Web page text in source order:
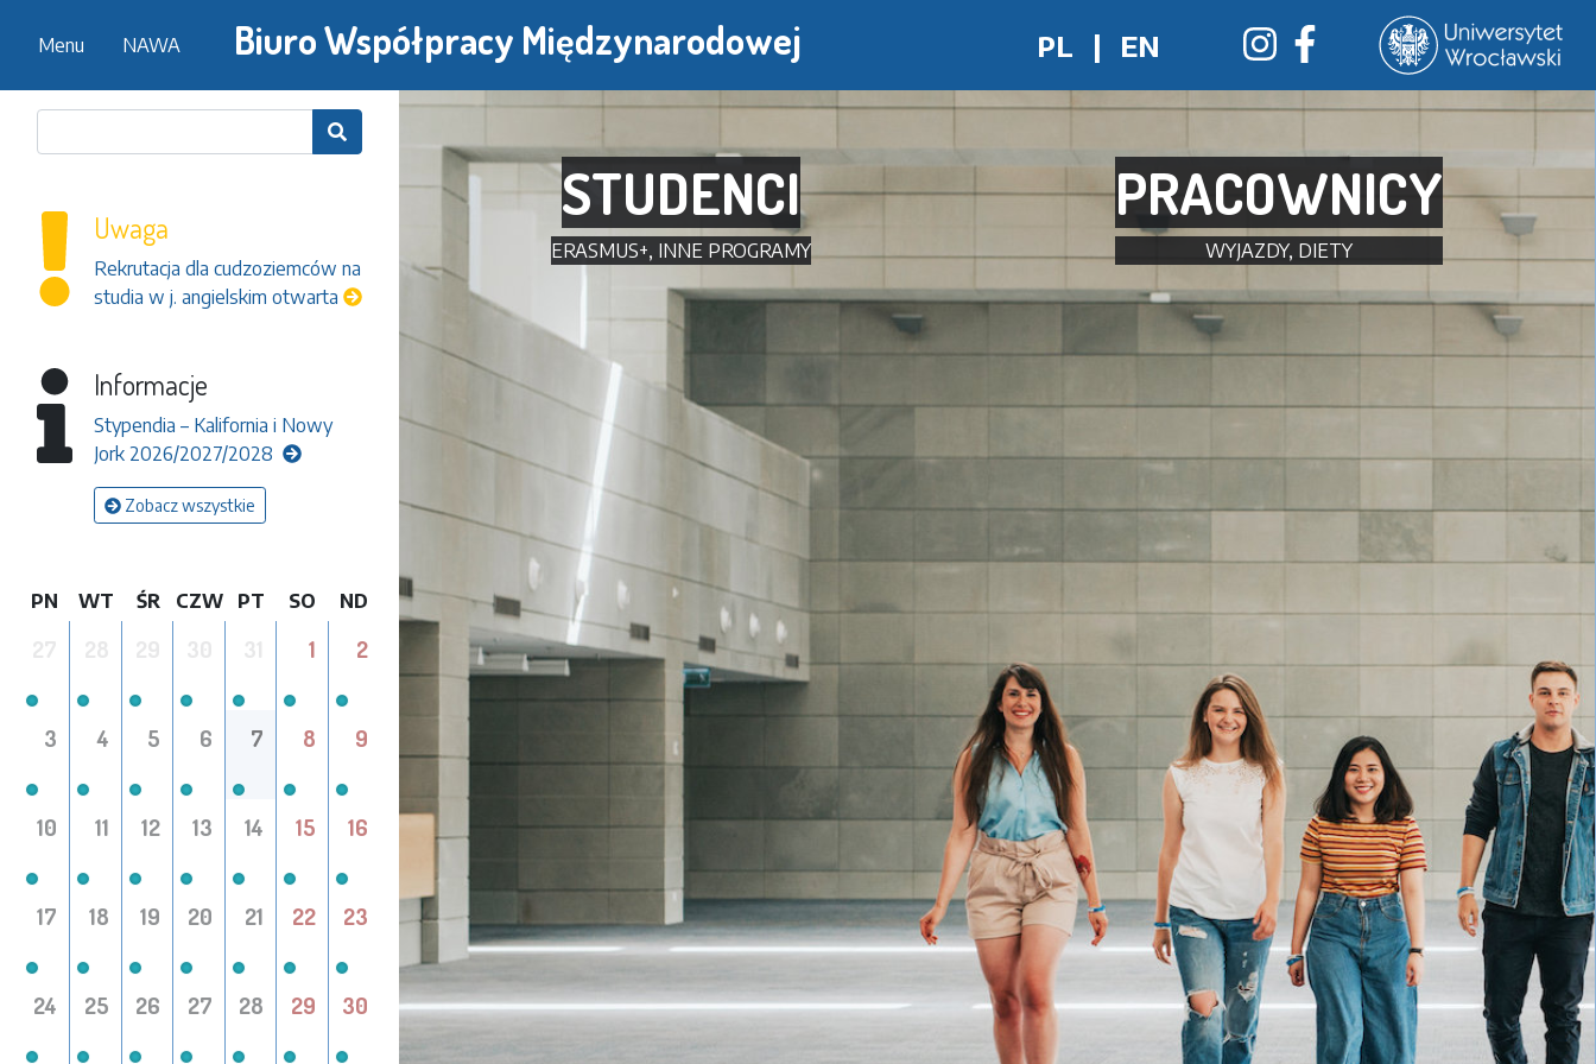
do
Menu NAWA Biuro Współpracy Międzynarodowej PL | EN
STUDENCI
ERASMUS+, INNE PROGRAMY
PRACOWNICY
WYJAZDY, DIETY

Uwaga
Rekrutacja dla cudzoziemców na
studia w j. angielskim otwarta
Informacje
Stypendia – Kalifornia i Nowy
Jork 2026/2027/2028
Zobacz wszystkie
PN WT ŚR CZW PT SO ND
1 2
3 4 5 6 7 8 9
10 11 12 13 14 15 16
17 18 19 20 21 22 23
24 25 26 27 28 29 30